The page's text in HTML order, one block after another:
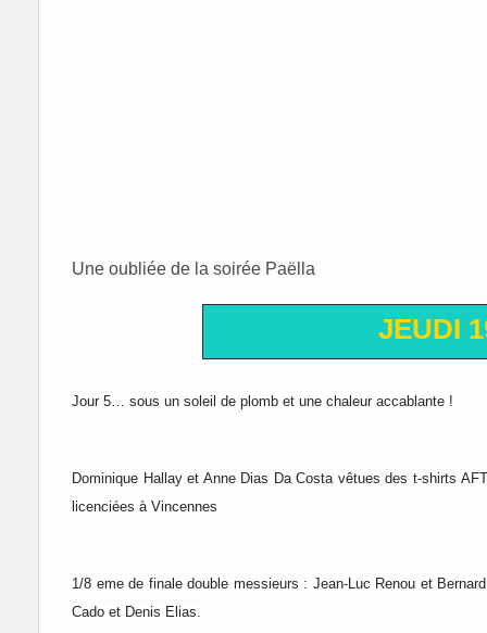
Une oubliée de la soirée Paëlla
JEUDI
Jour 5… sous un soleil de plomb et une chaleur accablante !
Dominique Hallay et Anne Dias Da Costa vêtues des t-shirts
licenciées à Vincennes
1/8 eme de finale double messieurs : Jean-Luc Renou et
Cado et Denis Elias.